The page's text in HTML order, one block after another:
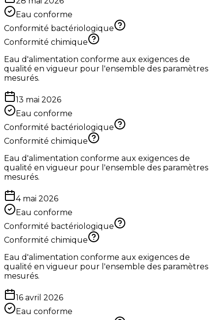
Eau conforme
Conformité bactériologique
Conformité chimique
Eau d'alimentation conforme aux exigences de
qualité en vigueur pour l'ensemble des paramètres
mesurés.
13 mai 2026
Eau conforme
Conformité bactériologique
Conformité chimique
Eau d'alimentation conforme aux exigences de
qualité en vigueur pour l'ensemble des paramètres
mesurés.
4 mai 2026
Eau conforme
Conformité bactériologique
Conformité chimique
Eau d'alimentation conforme aux exigences de
qualité en vigueur pour l'ensemble des paramètres
mesurés.
16 avril 2026
Eau conforme